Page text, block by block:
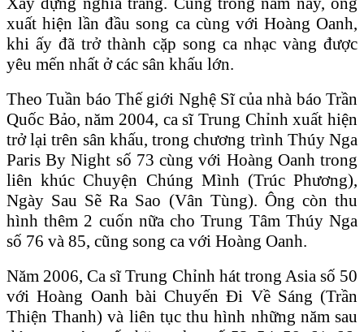
xuất hiện lần đầu song ca cùng với Hoàng Oanh,
khi ấy đã trở thành cặp song ca nhạc vàng được
yêu mến nhất ở các sân khấu lớn.
Theo Tuần báo Thế giới Nghệ Sĩ của nhà báo Trần
Quốc Bảo, năm 2004, ca sĩ Trung Chỉnh xuất hiện
trở lại trên sân khấu, trong chương trình Thúy Nga
Paris By Night số 73 cùng với Hoàng Oanh trong
liên khúc Chuyện Chúng Mình (Trúc Phương),
Ngày Sau Sẽ Ra Sao (Vân Tùng). Ông còn thu
hình thêm 2 cuốn nữa cho Trung Tâm Thúy Nga
số 76 và 85, cũng song ca với Hoàng Oanh.
Năm 2006, Ca sĩ Trung Chỉnh hát trong Asia số 50
với Hoàng Oanh bài Chuyến Đi Về Sáng (Trần
Thiện Thanh) và liên tục thu hình những năm sau